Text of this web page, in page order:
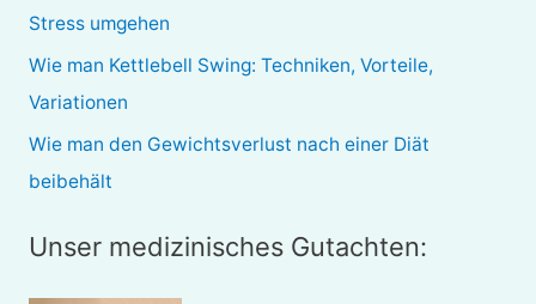
Stress umgehen
Wie man Kettlebell Swing: Techniken, Vorteile,
Variationen
Wie man den Gewichtsverlust nach einer Diät
beibehält
Unser medizinisches Gutachten: